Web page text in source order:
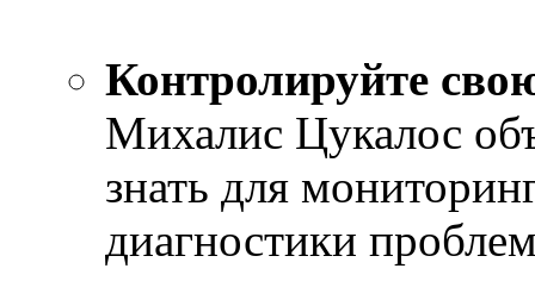
Контролируйте
Михалис Цукалос
знать для
диагностики